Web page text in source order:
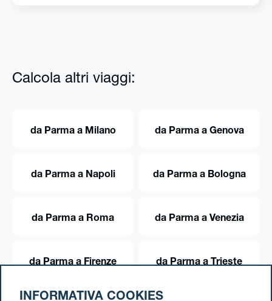
Calcola altri viaggi:
da Parma a Milano da Parma a Genova
da Parma a Napoli da Parma a Bologna
da Parma a Roma da Parma a Venezia
da Parma a Firenze da Parma a Trieste
INFORMATIVA COOKIES